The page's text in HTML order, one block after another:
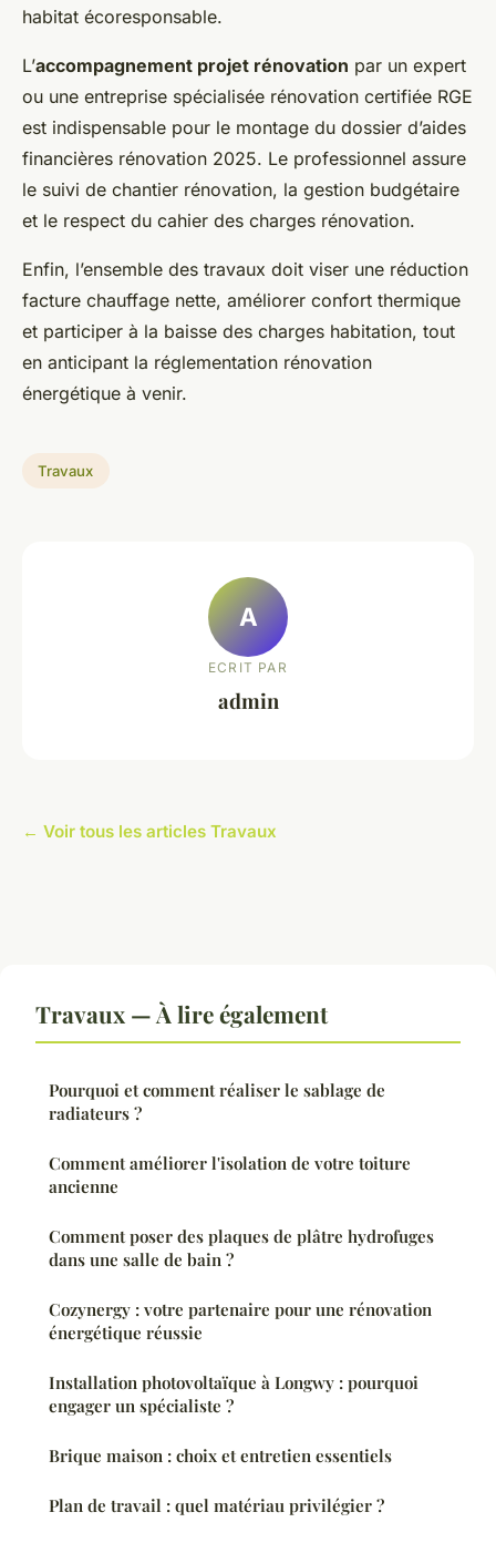
habitat écoresponsable.
L’accompagnement projet rénovation par un expert
ou une entreprise spécialisée rénovation certifiée RGE
est indispensable pour le montage du dossier d’aides
financières rénovation 2025. Le professionnel assure
le suivi de chantier rénovation, la gestion budgétaire
et le respect du cahier des charges rénovation.
Enfin, l’ensemble des travaux doit viser une réduction
facture chauffage nette, améliorer confort thermique
et participer à la baisse des charges habitation, tout
en anticipant la réglementation rénovation
énergétique à venir.
Travaux
A
ECRIT PAR
admin
← Voir tous les articles Travaux
Travaux — À lire également
Pourquoi et comment réaliser le sablage de
radiateurs ?
Comment améliorer l'isolation de votre toiture
ancienne
Comment poser des plaques de plâtre hydrofuges
dans une salle de bain ?
Cozynergy : votre partenaire pour une rénovation
énergétique réussie
Installation photovoltaïque à Longwy : pourquoi
engager un spécialiste ?
Brique maison : choix et entretien essentiels
Plan de travail : quel matériau privilégier ?